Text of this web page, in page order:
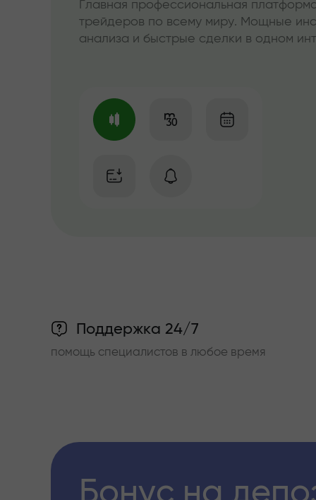
Главная профессиональная
трейдеров по всему миру. Мощные
анализа и быстрые сделки в одном
Поддержка 24/7
помощь специалистов в любое время
Бонус на